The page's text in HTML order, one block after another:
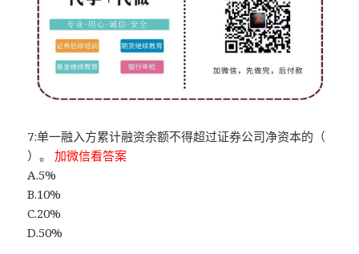
7:单一融入方累计融资余额不得超过证券公司净资本的（
）。加微信看答案
A.5%
B.10%
C.20%
D.50%